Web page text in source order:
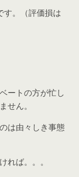
す。（評価損は
ートの方が忙し
せん。
は由々しき事態
れば。。。